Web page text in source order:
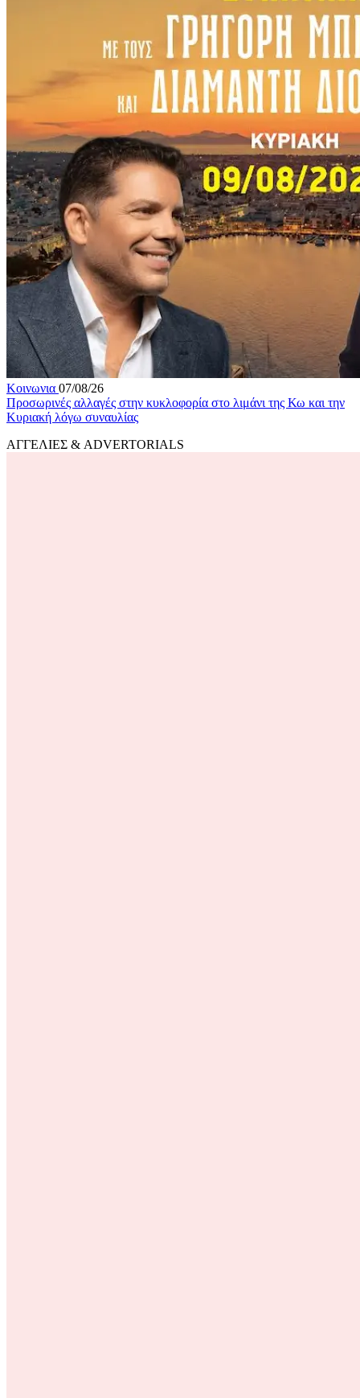
Κοινωνια 07/08/26
Προσωρινές αλλαγές στην κυκλοφορία στο λιμάνι της Κω και την
Κυριακή λόγω συναυλίας
ΑΓΓΕΛΙΕΣ & ADVERTORIALS